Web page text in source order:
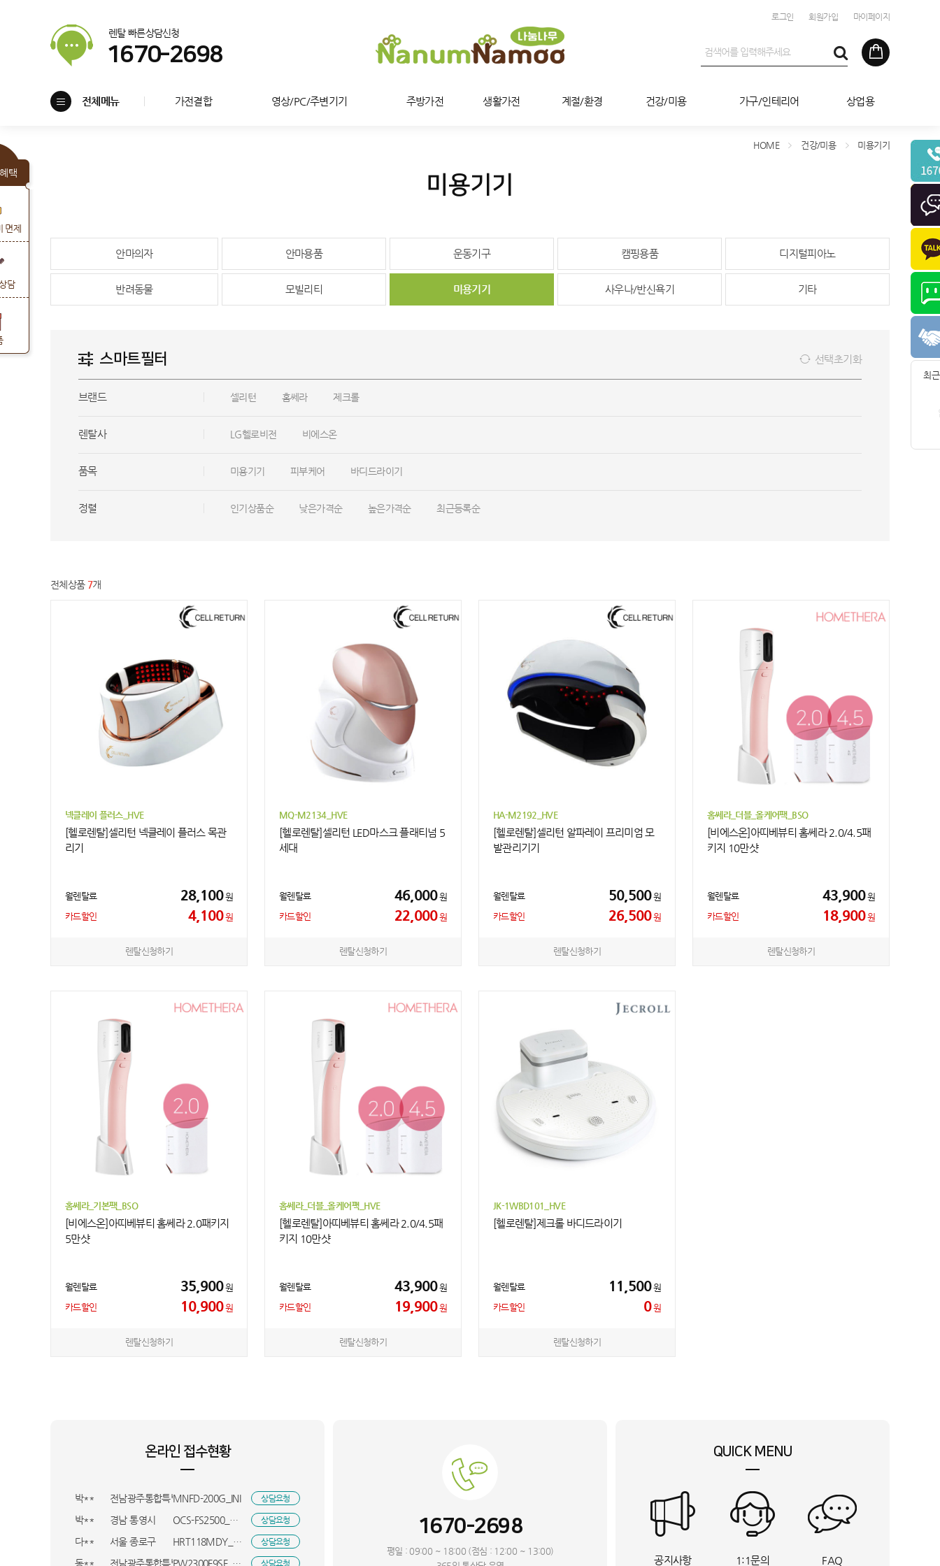
로그인 회원가입 마이페이지
렌탈 빠른상담신청
1670-2698
전체메뉴 가전결합 영상/PC/주변기기 주방가전 생활가전 계절/환경 건강/미용 가구/인테리어 상업용
택
면제
담
최
미용기기
HOME 건강/미용 미용기기
안마의자 안마용품 운동기구 캠핑용품 디지털피아노
반려동물 모빌리티 미용기기 사우나/반신욕기 기타
스마트필터 선택초기화
브랜드 셀리턴 홈쎄라 제크롤
렌탈사 LG헬로비전 비에스온
품목 미용기기 피부케어 바디드라이기
정렬 인기상품순 낮은가격순 높은가격순 최근등록순
전체상품 7개
넥클레이 플러스_HVE
[헬로렌탈]셀리턴 넥클레이 플러스 목관
리기
월렌탈료 28,100원
카드할인
4,100원
렌탈신청하기
MQ-M2134_HVE
[헬로렌탈]셀리턴 LED마스크 플래티넘 5
세대
월렌탈료 46,000원
카드할인
22,000원
렌탈신청하기
HA-M2192_HVE
[헬로렌탈]셀리턴 알파레이 프리미엄 모
발관리기기
월렌탈료 50,500원
카드할인
26,500원
렌탈신청하기
홈쎄라_더블_올케어팩_BSO
[비에스온]아띠베뷰티 홈쎄라 2.0/4.5패
키지 10만샷
월렌탈료 43,900원
카드할인
18,900원
렌탈신청하기
홈쎄라_기본팩_BSO
[비에스온]아띠베뷰티 홈쎄라 2.0패키지
5만샷
월렌탈료 35,900원
카드할인
10,900원
렌탈신청하기
홈쎄라_더블_올케어팩_HVE
[헬로렌탈]아띠베뷰티 홈쎄라 2.0/4.5패
키지 10만샷
월렌탈료 43,900원
카드할인
19,900원
렌탈신청하기
JK-1WBD101_HVE
[헬로렌탈]제크롤 바디드라이기
월렌탈료 11,500원
카드할인
0원
렌탈신청하기
온라인 접수현황
경기 부천시
박** 전남광주통합특별시 장성군
MNFD-200G_INI 상담요청
박** 경남 통영시 OCS-FS2500_HVE 상담요청
다** 서울 종로구 HRT118MDY_HVE 상담요청
동** 전남광주통합특별시 영광군 PW2300F9SF_BSO 상담요청
1670-2698
평일 : 09:00 ~ 18:00 (점심 : 12:00 ~ 13:00)
QUICK MENU
공지사항 1:1문의 FAQ